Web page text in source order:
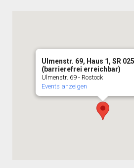
Ulmenstr. 69, Haus 1, SR 025
(barrierefrei erreichbar)
Ulmenstr. 69 - Rostock
Events anzeigen